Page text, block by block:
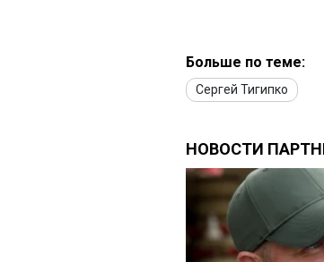
Больше по теме:
Сергей Тигипко